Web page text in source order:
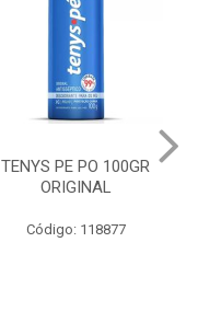
TENYS PE PO 100GR
ORIGINAL
Código: 118877